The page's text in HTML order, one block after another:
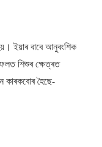
ইয়াৰ বাবে আনুবংশিক
শিশুৰ ক্ষেত্ৰত
কাৰকবোৰ হৈছে-